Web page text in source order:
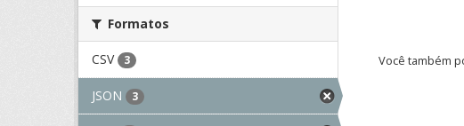
Formatos
CSV 3
JSON 3
Você também